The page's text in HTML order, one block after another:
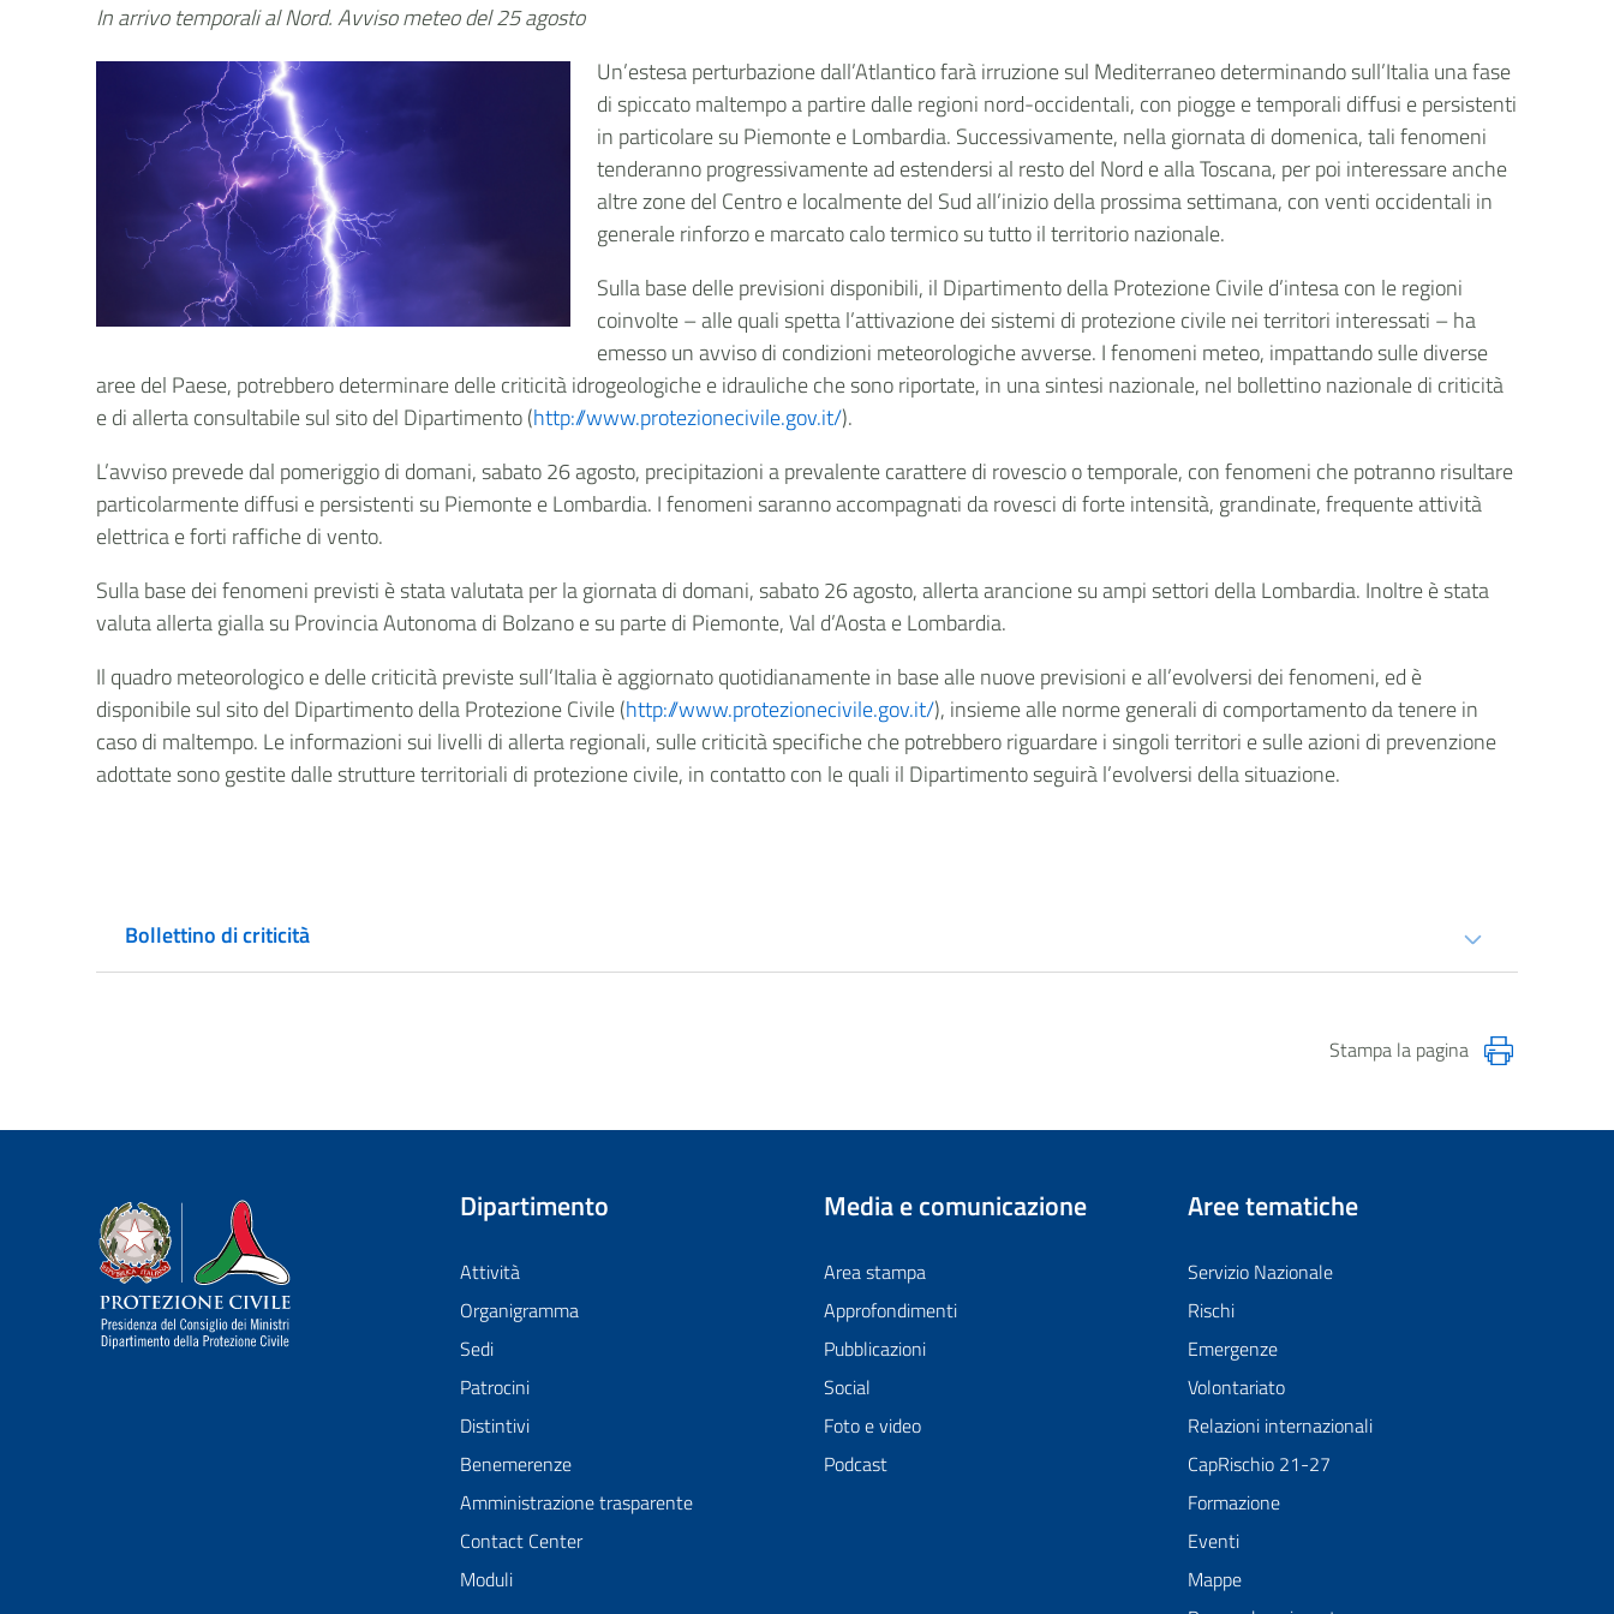
In arrivo temporali al Nord. Avviso meteo del 25 agosto
Un’estesa perturbazione dall’Atlantico farà irruzione sul Mediterraneo determinando sull’Italia una fase
di spiccato maltempo a partire dalle regioni nord-occidentali, con piogge e temporali diffusi e persistenti
in particolare su Piemonte e Lombardia. Successivamente, nella giornata di domenica, tali fenomeni
tenderanno progressivamente ad estendersi al resto del Nord e alla Toscana, per poi interessare anche
altre zone del Centro e localmente del Sud all’inizio della prossima settimana, con venti occidentali in
generale rinforzo e marcato calo termico su tutto il territorio nazionale.
Sulla base delle previsioni disponibili, il Dipartimento della Protezione Civile d’intesa con le regioni
coinvolte – alle quali spetta l’attivazione dei sistemi di protezione civile nei territori interessati – ha
emesso un avviso di condizioni meteorologiche avverse. I fenomeni meteo, impattando sulle diverse
aree del Paese, potrebbero determinare delle criticità idrogeologiche e idrauliche che sono riportate, in una sintesi nazionale, nel bollettino nazionale di criticità
e di allerta consultabile sul sito del Dipartimento (http://www.protezionecivile.gov.it/).
L’avviso prevede dal pomeriggio di domani, sabato 26 agosto, precipitazioni a prevalente carattere di rovescio o temporale, con fenomeni che potranno risultare
particolarmente diffusi e persistenti su Piemonte e Lombardia. I fenomeni saranno accompagnati da rovesci di forte intensità, grandinate, frequente attività
elettrica e forti raffiche di vento.
Sulla base dei fenomeni previsti è stata valutata per la giornata di domani, sabato 26 agosto, allerta arancione su ampi settori della Lombardia. Inoltre è stata
valuta allerta gialla su Provincia Autonoma di Bolzano e su parte di Piemonte, Val d’Aosta e Lombardia.
Il quadro meteorologico e delle criticità previste sull’Italia è aggiornato quotidianamente in base alle nuove previsioni e all’evolversi dei fenomeni, ed è
disponibile sul sito del Dipartimento della Protezione Civile (http://www.protezionecivile.gov.it/), insieme alle norme generali di comportamento da tenere in
caso di maltempo. Le informazioni sui livelli di allerta regionali, sulle criticità specifiche che potrebbero riguardare i singoli territori e sulle azioni di prevenzione
adottate sono gestite dalle strutture territoriali di protezione civile, in contatto con le quali il Dipartimento seguirà l’evolversi della situazione.
Bollettino di criticità
Stampa la pagina
Dipartimento della Protezione Civile
Dipartimento
Attività
Organigramma
Sedi
Patrocini
Distintivi
Benemerenze
Amministrazione trasparente
Contact Center
Moduli
Media e comunicazione
Area stampa
Approfondimenti
Pubblicazioni
Social
Foto e video
Podcast
Aree tematiche
Servizio Nazionale
Rischi
Emergenze
Volontariato
Relazioni internazionali
CapRischio 21-27
Formazione
Eventi
Mappe